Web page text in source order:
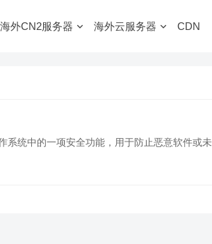
海外CN2服务器 海外云服务器 CDN
系统中的一项安全功能，用于防止恶意软件或未